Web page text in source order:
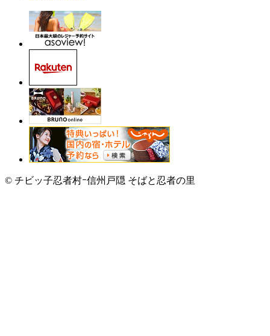
© チビッ子忍者村ｰ信州戸隠 そばと忍者の里